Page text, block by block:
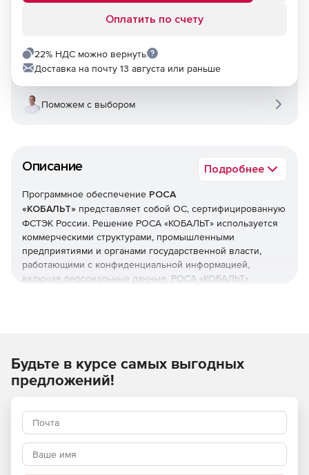
Описание Подробнее
Программное обеспечение РОСА
«КОБАЛЬТ» представляет собой ОС, сертифицированную
ФСТЭК России. Решение РОСА «КОБАЛЬТ» используется
коммерческими структурами, промышленными
предприятиями и органами государственной власти,
работающими с конфиденциальной информацией,
включая персональные данные. РОСА «КОБАЛЬТ»
ОС РОСА SX «КОБАЛЬТ» серверного назначения
сертифицирована ФСТЭК по 5 классу защищенности от
автоматизированных системах уровня не выше 1Г.
Система может быть использована для решения
широкого круга задач: размещения web-сайтов и
приложений, управления учетными записями, хранения и
Оплатить по счету
22% НДС можно вернуть
Доставка на почту 13 августа или раньше
Поможем с выбором
Будьте в курсе самых выгодных
предложений!